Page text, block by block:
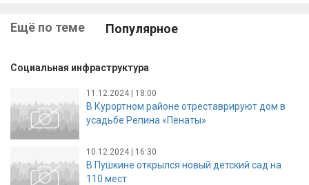
Ещё по теме Популярное
Социальная инфраструктура
11.12.2024 | 18:00
В Курортном районе отреставрируют дом в
усадьбе Репина «Пенаты»
10.12.2024 | 16:30
В Пушкине открылся новый детский сад на
110 мест